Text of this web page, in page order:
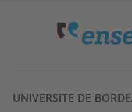
UNIVERSITE DE